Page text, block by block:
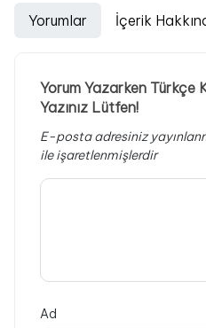
Yorumlar İçerik
Yorum Yazarken Türkçe
Yazınız Lütfen!
E-posta adresiniz
ile işaretlenmişlerdir
Ad